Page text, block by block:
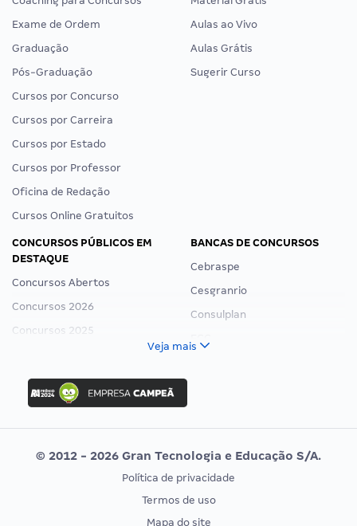
Exame de Ordem
Graduação
Pós-Graduação
Cursos por Concurso
Cursos por Carreira
Cursos por Estado
Cursos por Professor
Oficina de Redação
Cursos Online Gratuitos
Aulas ao Vivo
Aulas Grátis
Sugerir Curso
CONCURSOS PÚBLICOS EM
DESTAQUE
Concursos Abertos
Concursos 2026
Concursos 2025
Concurso Nacional Unificado
Concurso Ibama
Concurso MPU
Editais publicados
BANCAS DE CONCURSOS
Cebraspe
Cesgranrio
Consulplan
Vunesp
CONCURSOS POR PROFISSÃO
EXAME DE ORDEM
Veja mais
© 2012 - 2026 Gran Tecnologia e Educação S/A.
Política de privacidade
Termos de uso
Mapa do site